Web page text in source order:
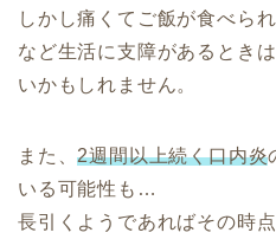
しかし痛くてご飯が食べら
など生活に支障があるとき
いかもしれません。
また、2週間以上続く口内炎
いる可能性も…
長引くようであればその時